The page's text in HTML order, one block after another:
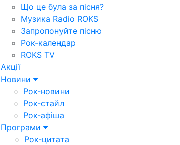
Що це була за пісня?
Музика Radio ROKS
Запропонуйте пісню
Рок-календар
ROKS TV
Акції
Новини
Рок-новини
Рок-стайл
Рок-афіша
Програми
Рок-цитата